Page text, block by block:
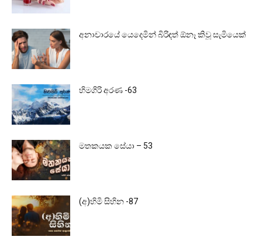
අනාචාරයේ යෙදෙමින් බිරිඳත් ඕනෑ කිවූ සැමියෙක්
හිමගිරි අරණ -63
මතකයක සේයා – 53
(අ)හිමි සිහින -87